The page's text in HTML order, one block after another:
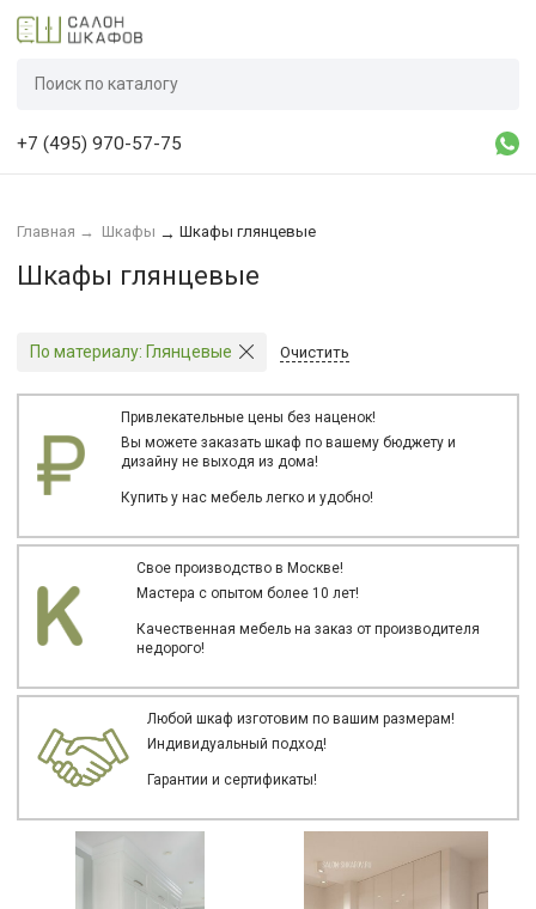
+7 (495) 970-57-75
Главная → Шкафы → Шкафы глянцевые
Шкафы глянцевые
По материалу: Глянцевые Очистить
Привлекательные цены без наценок!
Вы можете заказать шкаф по вашему бюджету и
дизайну не выходя из дома!
Купить у нас мебель легко и удобно!
Свое производство в Москве!
Мастера с опытом более 10 лет!
Качественная мебель на заказ от производителя
недорого!
Любой шкаф изготовим по вашим размерам!
Индивидуальный подход!
Гарантии и сертификаты!